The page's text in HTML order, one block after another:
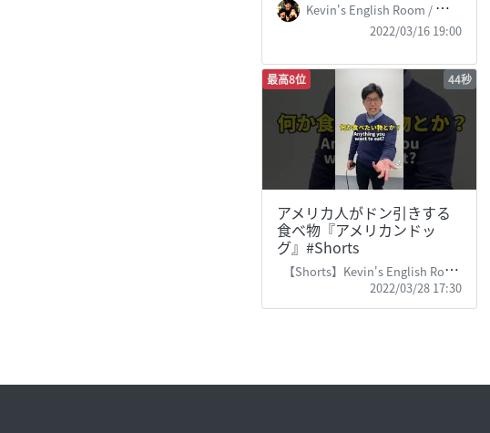
Kevin's English Room / 掛山ケビ志郎
2022/03/16 19:00
最高8位 44秒
アメリカ人がドン引きする
食べ物『アメリカンドッ
グ』#Shorts
【Shorts】Kevin's English Room
2022/03/28 17:30